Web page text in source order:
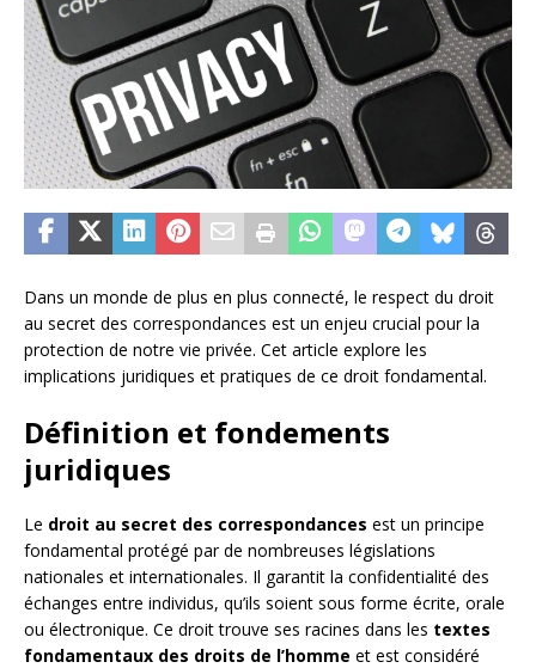
Dans un monde de plus en plus connecté, le respect du droit
au secret des correspondances est un enjeu crucial pour la
protection de notre vie privée. Cet article explore les
implications juridiques et pratiques de ce droit fondamental.
Définition et fondements
juridiques
Le droit au secret des correspondances est un principe
fondamental protégé par de nombreuses législations
nationales et internationales. Il garantit la confidentialité des
échanges entre individus, qu’ils soient sous forme écrite, orale
ou électronique. Ce droit trouve ses racines dans les textes
fondamentaux des droits de l’homme et est considéré